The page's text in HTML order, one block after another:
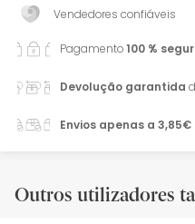
Vendedores confiáveis
Pagamento100 %
Devolução garantida
Envios apenas a 3,85€
Outros utilizadores